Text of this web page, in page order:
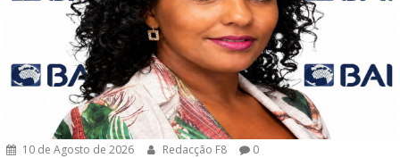
10 de Agosto de 2026 Redacção F8 0